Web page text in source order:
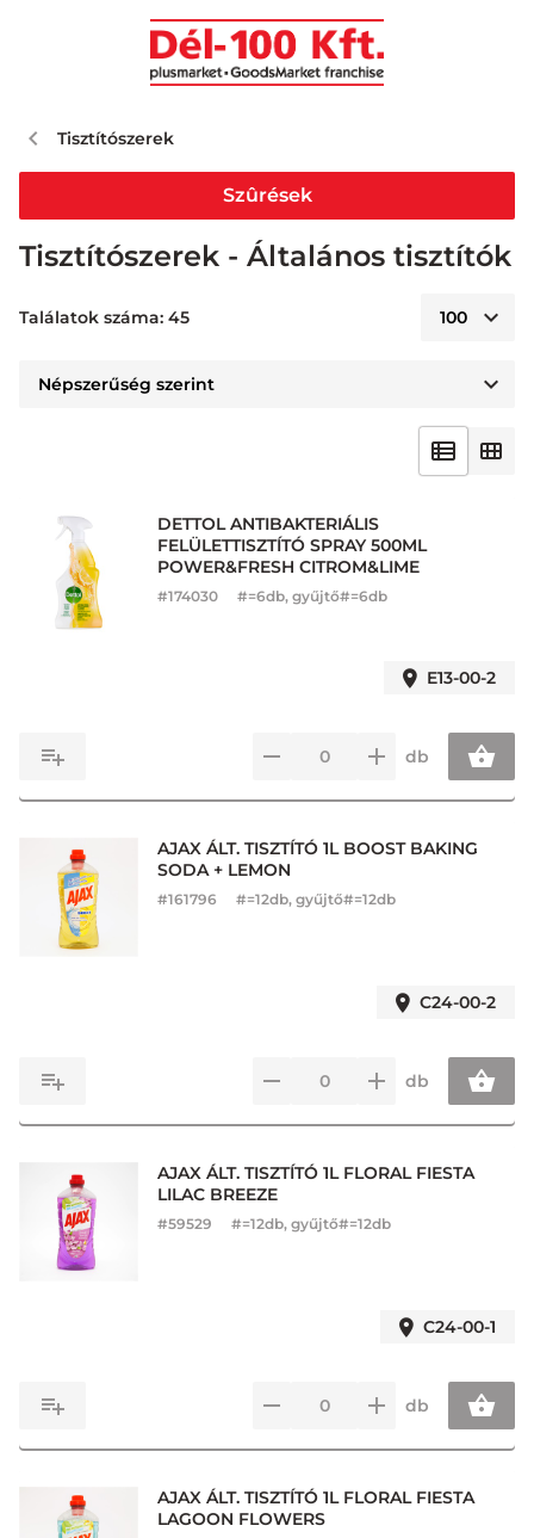
Tisztítószerek
Tisztítószerek - Általános tisztítók
Találatok száma: 45
DETTOL ANTIBAKTERIÁLIS
FELÜLETTISZTÍTÓ SPRAY 500ML
POWER&FRESH CITROM&LIME
#174030 #=6db, gyűjtő#=6db
E13-00-2
db
AJAX ÁLT. TISZTÍTÓ 1L BOOST BAKING
SODA + LEMON
#161796 #=12db, gyűjtő#=12db
C24-00-2
db
AJAX ÁLT. TISZTÍTÓ 1L FLORAL FIESTA
LILAC BREEZE
#59529 #=12db, gyűjtő#=12db
C24-00-1
db
AJAX ÁLT. TISZTÍTÓ 1L FLORAL FIESTA
LAGOON FLOWERS
Szûrések